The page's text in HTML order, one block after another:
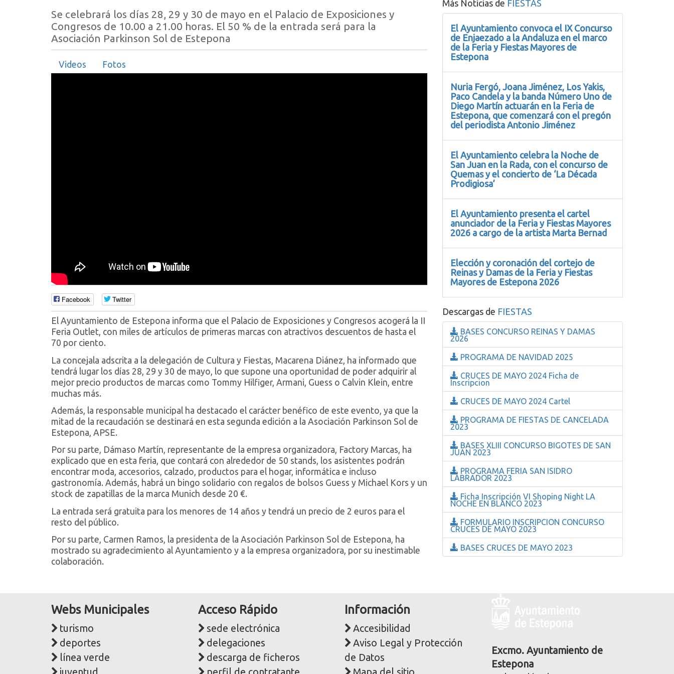
Se celebrará los días 28, 29 y 30 de mayo en el Palacio de Exposiciones y
Congresos de 10.00 a 21.00 horas. El 50 % de la entrada será para la
Asociación Parkinson Sol de Estepona
Videos Fotos
Facebook Twitter
El Ayuntamiento de Estepona informa que el Palacio de Exposiciones y Congresos acogerá la II
Feria Outlet, con miles de artículos de primeras marcas con atractivos descuentos de hasta el
70 por ciento.
La concejala adscrita a la delegación de Cultura y Fiestas, Macarena Diánez, ha informado que
tendrá lugar los días 28, 29 y 30 de mayo, lo que supone una oportunidad de poder adquirir al
mejor precio productos de marcas como Tommy Hilfiger, Armani, Guess o Calvin Klein, entre
muchas más.
Además, la responsable municipal ha destacado el carácter benéfico de este evento, ya que la
mitad de la recaudación se destinará en esta segunda edición a la Asociación Parkinson Sol de
Estepona, APSE.
Por su parte, Dámaso Martín, representante de la empresa organizadora, Factory Marcas, ha
explicado que en esta feria, que contará con alrededor de 50 stands, los asistentes podrán
encontrar moda, accesorios, calzado, productos para el hogar, informática e incluso
gastronomía. Además, habrá un bingo solidario con regalos de bolsos Guess y Michael Kors y un
stock de zapatillas de la marca Munich desde 20 €.
La entrada será gratuita para los menores de 14 años y tendrá un precio de 2 euros para el
resto del público.
Por su parte, Carmen Ramos, la presidenta de la Asociación Parkinson Sol de Estepona, ha
mostrado su agradecimiento al Ayuntamiento y a la empresa organizadora, por su inestimable
colaboración.
Más Noticias de FIESTAS
El Ayuntamiento convoca el IX Concurso
de Enjaezado a la Andaluza en el marco
de la Feria y Fiestas Mayores de
Estepona
Nuria Fergó, Joana Jiménez, Los Yakis,
Paco Candela y la banda Número Uno de
Diego Martín actuarán en la Feria de
Estepona, que comenzará con el pregón
del periodista Antonio Jiménez
El Ayuntamiento celebra la Noche de
San Juan en la Rada, con el concurso de
Quemas y el concierto de ‘La Década
Prodigiosa’
El Ayuntamiento presenta el cartel
anunciador de la Feria y Fiestas Mayores
2026 a cargo de la artista Marta Bernad
Elección y coronación del cortejo de
Reinas y Damas de la Feria y Fiestas
Mayores de Estepona 2026
Descargas de FIESTAS
BASES CONCURSO REINAS Y DAMAS
2026
PROGRAMA DE NAVIDAD 2025
CRUCES DE MAYO 2024 Ficha de
Inscripcion
CRUCES DE MAYO 2024 Cartel
PROGRAMA DE FIESTAS DE CANCELADA
2023
BASES XLIII CONCURSO BIGOTES DE SAN
JUAN 2023
PROGRAMA FERIA SAN ISIDRO
LABRADOR 2023
Ficha Inscripción VI Shoping Night LA
NOCHE EN BLANCO 2023
FORMULARIO INSCRIPCION CONCURSO
CRUCES DE MAYO 2023
BASES CRUCES DE MAYO 2023
Webs Municipales
turismo
deportes
línea verde
juventud
Acceso Rápido
sede electrónica
delegaciones
descarga de ficheros
perfil de contratante
Información
Accesibilidad
Aviso Legal y Protección
de Datos
Mapa del sitio
corporativa
Excmo. Ayuntamiento de
Estepona